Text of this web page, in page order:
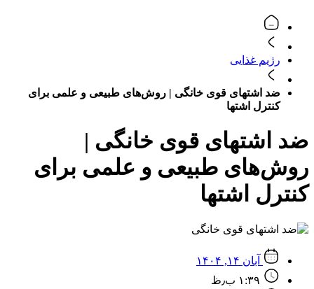
رژیم غذایی
ضد اشتهای قوی خانگی | روش‌های طبیعی و علمی برای
کنترل اشتها
ضد اشتهای قوی خانگی |
روش‌های طبیعی و علمی برای
کنترل اشتها
آبان ۱۴, ۱۴۰۴
۱:۳۹ ب٫ظ